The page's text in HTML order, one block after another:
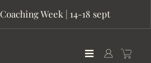
Coaching Week | 14-18 sept